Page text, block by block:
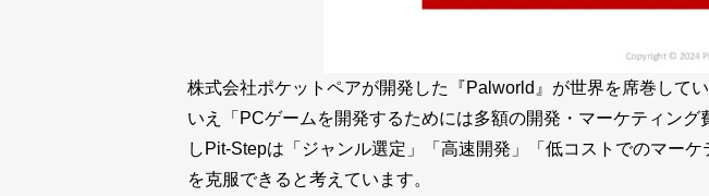
株式会社ポケットペアが開発した『Palworld』が世界を席巻して
いえ「PCゲームを開発するためには多額の開発・マーケティン
しPit-Stepは「ジャンル選定」「高速開発」「低コストでのマー
を克服できると考えています。